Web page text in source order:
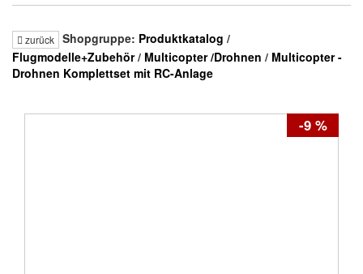
zurück Shopgruppe: Produktkatalog /
Flugmodelle+Zubehör/ Multicopter /Drohnen / Multicopter -
Drohnen Komplettset mit RC-Anlage
-9 %